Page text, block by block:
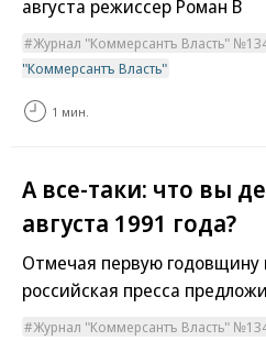
августа режиссер Роман В
Журнал "Коммерсантъ Власть"
"Коммерсантъ Власть"
1 мин.
А все-таки: что вы
августа 1991 года?
Отмечая первую годовщину
российская пресса
Журнал "Коммерсантъ Власть"